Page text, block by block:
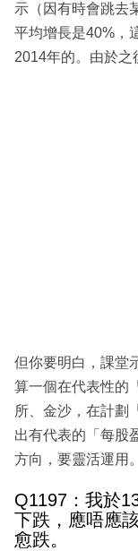
示（因有時會跳去
平均增長是40%，
2014年的。由於之
但你要明白，課堂
算一個在代表性的
所、金沙，在計劃
出有代表的「每股
方向，要靈活運用。
Q1197：我於
下跌，應唔應
愈跌。